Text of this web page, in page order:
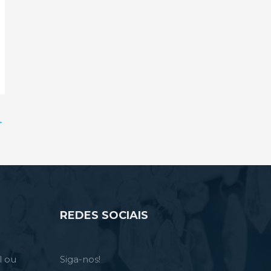
ou
REDES SOCIAIS
Siga-nos!